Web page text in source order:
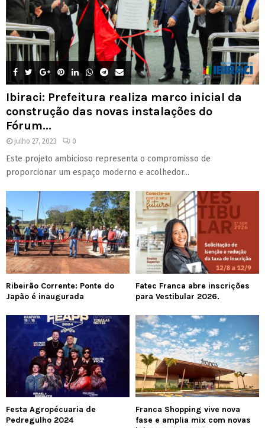
Ibiraci: Prefeitura realiza marco inicial da
construção das novas instalações do
Fórum...
julho 27, 2023 0
Este projeto ambicioso representa o compromisso de
proporcionar um espaço moderno e acolhedor...
Ribeirão Corrente: Ponte do
Japão é inaugurada
Fatec Franca abre inscrições
para Vestibular 2026.
Festa Agropécuaria de
Pedregulho 2024
Franca Shopping vive nova
fase e amplia mix com novas